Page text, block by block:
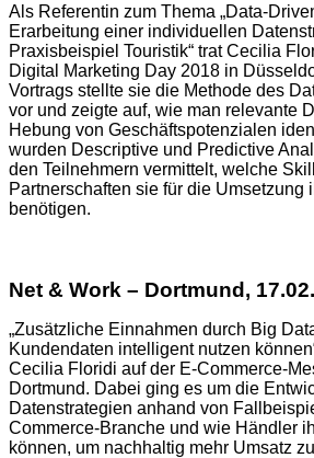
Als Referentin zum Thema „Data-
Erarbeitung einer individuellen
Praxisbeispiel Touristik“ trat Cecilia
Digital Marketing Day 2018 in
Vortrags stellte sie die Methode des
vor und zeigte auf, wie man relevante
Hebung von Geschäftspotenzialen
wurden Descriptive und Predictive
den Teilnehmern vermittelt, welche
Partnerschaften sie für die Umsetzung
benötigen.
Net & Work – Dortmund,
„Zusätzliche Einnahmen durch Big
Kundendaten intelligent nutzen
Cecilia Floridi auf der E-Commerce-
Dortmund. Dabei ging es um die
Datenstrategien anhand von
Commerce-Branche und wie Händler
können, um nachhaltig mehr Umsatz